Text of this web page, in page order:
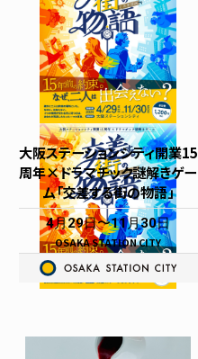
大阪ステーションシティ開業15
周年×ドラマチック謎解きゲー
ム「交差する街の物語」
4月29日 11月30日
OSAKA STATION CITY